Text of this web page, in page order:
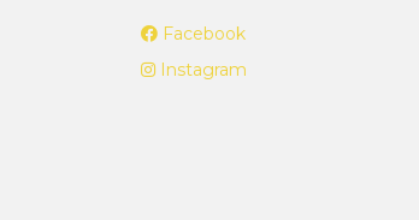
Facebook
Instagram